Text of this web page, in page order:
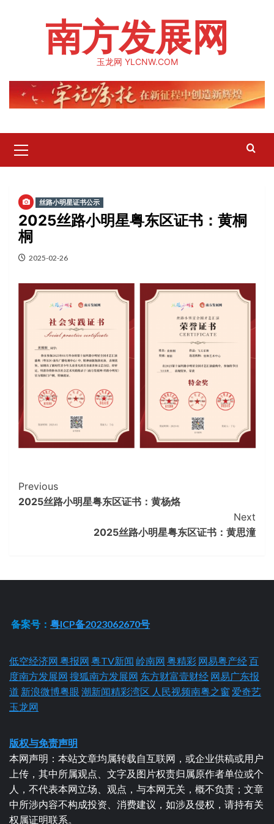
南方发展网
玉龙网 YLCNW.COM
Menu
丝路小明星证书公示
2025丝路小明星粤东区证书：黄桐
桐
2025-02-26
Continue
Reading
Previous
2025丝路小明星粤东区证书：黄杨烙
Next
2025丝路小明星粤东区证书：黄思潼
备案号：粤ICP备2023062670号
低空经济网 粤报网 粤TV新闻 岭南网 粤精彩 网易粤产经百
度南方发展网 搜狐南方发展网 东方财富壹财经 网易广东报
道 新浪微博粤眼 潮新闻精彩湾区 人民视频南粤之窗 爱奇艺
玉龙网
版权与免责声明
本网声明：本站文章均属转载自互联网，或企业供稿或用户
上传，其中所属观点、文字及图片权责归属原作者单位或个
人，不代表本网立场、观点，与本网无关，概不负责；文章
中所涉内容不构成投资、消费建议，如涉及侵权，请持有关
权属证明联系。